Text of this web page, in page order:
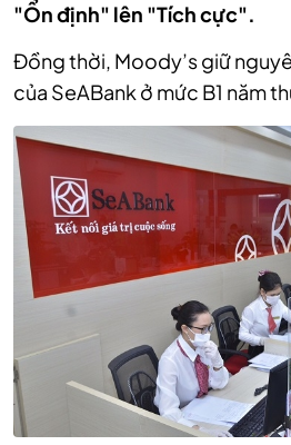
"Ổn định" lên "Tích cực".
Đồng thời, Moody’s giữ
của SeABank ở mức B1 năm